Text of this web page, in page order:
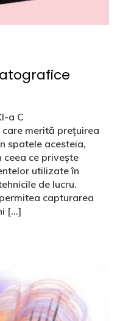
a XI-a C
merită preţuirea
spatele acesteia,
ce priveşte
utilizate în
de lucru.
capturarea
[…]